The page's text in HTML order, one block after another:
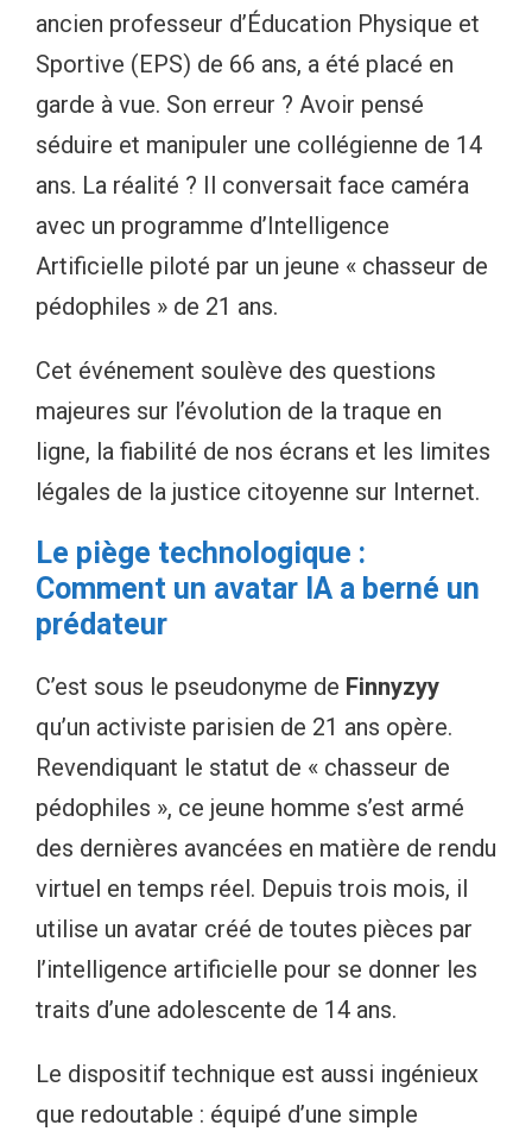
ancien professeur d’Éducation Physique et
Sportive (EPS) de 66 ans, a été placé en
garde à vue. Son erreur ? Avoir pensé
séduire et manipuler une collégienne de 14
ans. La réalité ? Il conversait face caméra
avec un programme d’Intelligence
Artificielle piloté par un jeune « chasseur de
pédophiles » de 21 ans.
Cet événement soulève des questions
majeures sur l’évolution de la traque en
ligne, la fiabilité de nos écrans et les limites
légales de la justice citoyenne sur Internet.
Le piège technologique :
Comment un avatar IA a berné un
prédateur
C’est sous le pseudonyme de Finnyzyy
qu’un activiste parisien de 21 ans opère.
Revendiquant le statut de « chasseur de
pédophiles », ce jeune homme s’est armé
des dernières avancées en matière de rendu
virtuel en temps réel. Depuis trois mois, il
utilise un avatar créé de toutes pièces par
l’intelligence artificielle pour se donner les
traits d’une adolescente de 14 ans.
Le dispositif technique est aussi ingénieux
que redoutable : équipé d’une simple